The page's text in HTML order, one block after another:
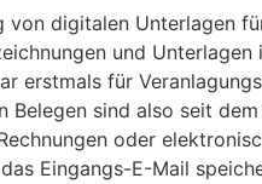
digitalen Unterlagen
und
erstmals für
sind also seit
oder
Eingangs-E-Mail